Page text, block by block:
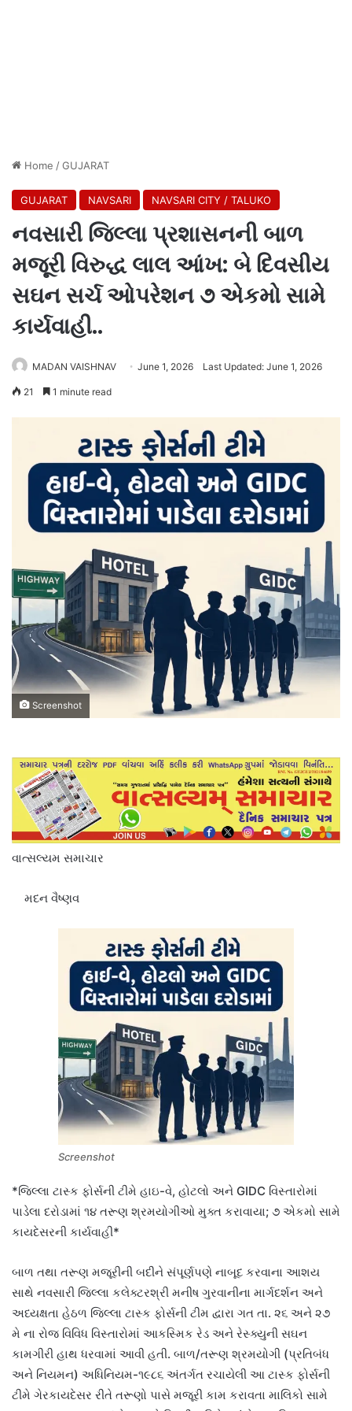
Home /GUJARAT
GUJARAT NAVSARI NAVSARI CITY / TALUKO
નવસારી જિલ્લા પ્રશાસનની બાળ
મજૂરી વિરુદ્ધ લાલ આંખ: બે દિવસીય
સઘન સર્ચ ઓપરેશન ૭ એકમો સામે
કાર્યવાહી..
MADAN VAISHNAV June 1, 2026 Last Updated: June 1, 2026
21 1 minute read
Screenshot
વાત્સલ્યમ સમાચાર
મદન વૈષ્ણવ
Screenshot
*જિલ્લા ટાસ્ક ફોર્સની ટીમે હાઇ-વે, હોટલો અને GIDC વિસ્તારોમાં
પાડેલા દરોડામાં ૧૪ તરૂણ શ્રમયોગીઓ મુક્ત કરાવાયા; ૭ એકમો સામે
કાયદેસરની કાર્યવાહી*
બાળ તથા તરૂણ મજૂરીની બદીને સંપૂર્ણપણે નાબૂદ કરવાના આશય
સાથે નવસારી જિલ્લા કલેક્ટરશ્રી મનીષ ગુરવાનીના માર્ગદર્શન અને
અધ્યક્ષતા હેઠળ જિલ્લા ટાસ્ક ફોર્સની ટીમ દ્વારા ગત તા. ૨૬ અને ૨૭
મે ના રોજ વિવિધ વિસ્તારોમાં આકસ્મિક રેડ અને રેસ્ક્યુની સઘન
કામગીરી હાથ ધરવામાં આવી હતી. બાળ/તરૂણ શ્રમયોગી (પ્રતિબંધ
અને નિયમન) અધિનિયમ-૧૯૮૬ અંતર્ગત રચાયેલી આ ટાસ્ક ફોર્સની
ટીમે ગેરકાયદેસર રીતે તરૂણો પાસે મજૂરી કામ કરાવતા માલિકો સામે